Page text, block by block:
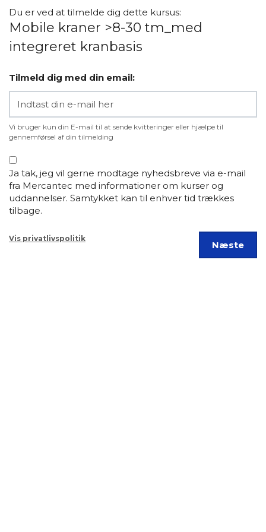
Du er ved at tilmelde dig dette kursus:
Mobile kraner >8-30 tm_med
integreret kranbasis
Tilmeld dig med din email:
Vi bruger kun din E-mail til at sende kvitteringer eller hjælpe til
gennemførsel af din tilmelding
Ja tak, jeg vil gerne modtage nyhedsbreve via e-mail
fra Mercantec med informationer om kurser og
uddannelser. Samtykket kan til enhver tid trækkes
tilbage.
Vis privatlivspolitik